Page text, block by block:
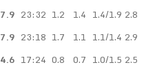
7.9 23:32 1.2 1.4 1.4/1.9 2.8
7.9 23:18 1.7 1.1 1.1/1.4 2.9
4.6 17:24 0.8 0.7 1.0/1.5 2.5